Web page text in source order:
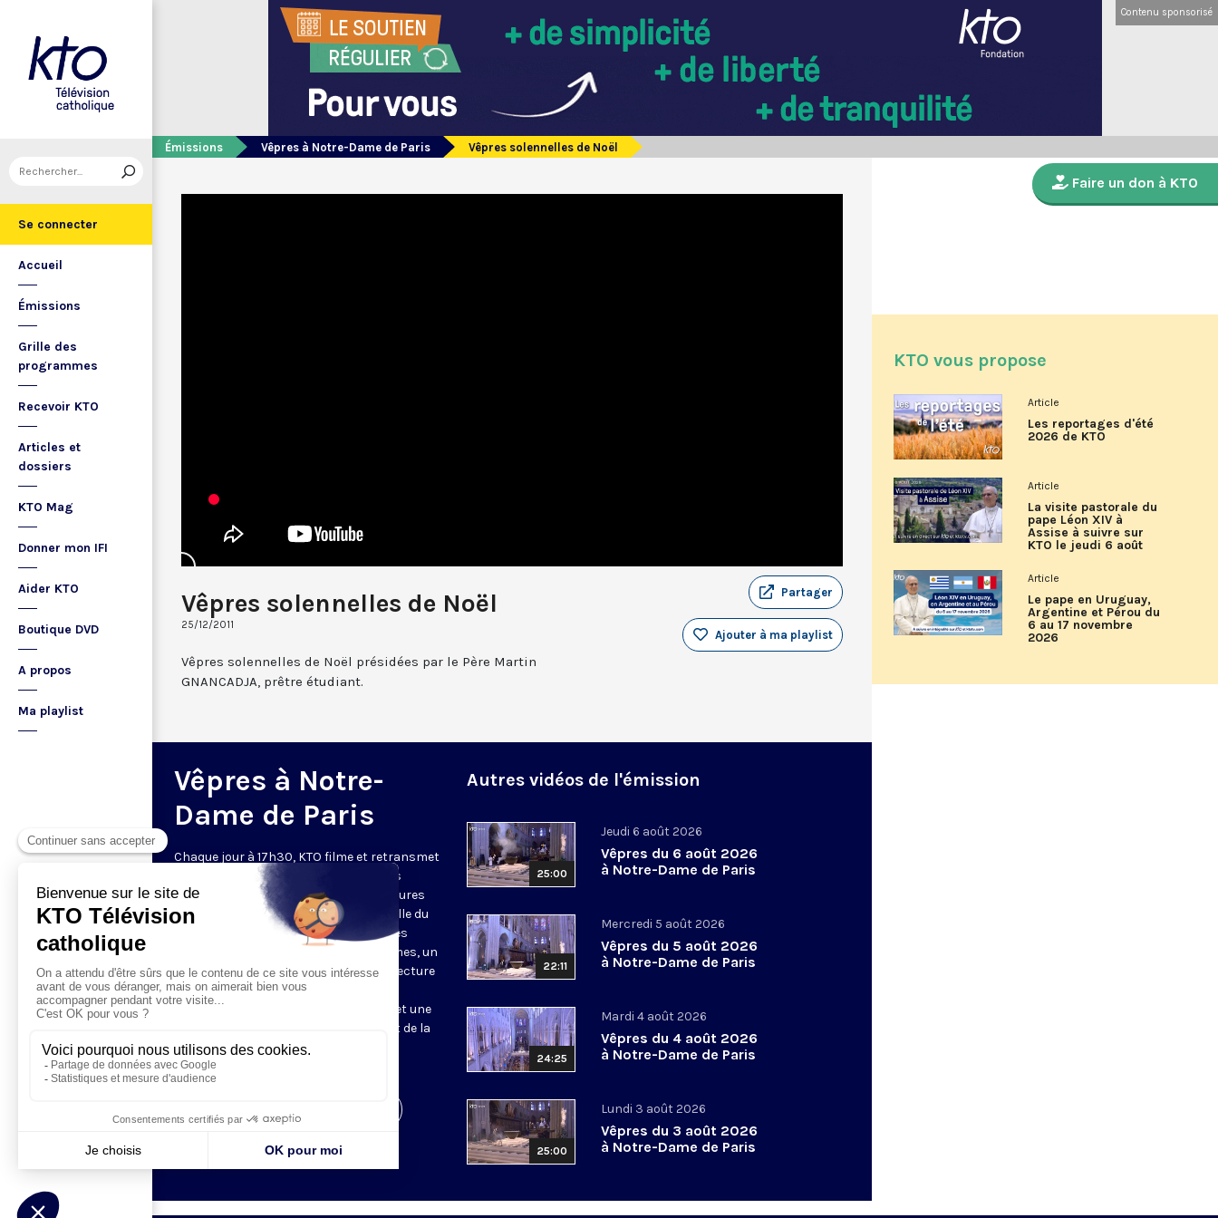
Se connecter
Accueil
Émissions
Grille des
programmes
Recevoir KTO
Articles et
dossiers
KTO Mag
Donner mon IFI
Aider KTO
Boutique DVD
A propos
Ma playlist
Contenu sponsorisé
Émissions Vêpres à Notre-Dame de Paris Vêpres solennelles de Noël
Vêpres solennelles de Noël
25/12/2011
Partager
Ajouter à ma playlist
Vêpres solennelles de Noël présidées par le Père Martin
GNANCADJA, prêtre étudiant.
Vêpres à Notre-
Dame de Paris
Chaque jour à 17h30, KTO filme et retransmet
les Vêpres depuis Notre-Dame de Paris
rouverte. Les Vêpres font partie des Heures
de l’Office divin, c’est la prière solennelle du
soir. L’office de Vêpres comprend, après
l’introduction, une hymne, deux Psaumes, un
Cantique du Nouveau Testament, une lecture
brève, le chant d’actions de grâces du
Magnificat, les prières d’intercession et une
brève oraison. Les textes des Vêpres et de la
messe sont presque toujours ceux
qu’indiquent le site
Autres vidéos de l'émission
25:00
Jeudi 6 août 2026
Vêpres du 6 août 2026
à Notre-Dame de Paris
22:11
Mercredi 5 août 2026
Vêpres du 5 août 2026
à Notre-Dame de Paris
24:25
Mardi 4 août 2026
Vêpres du 4 août 2026
à Notre-Dame de Paris
25:00
Lundi 3 août 2026
Vêpres du 3 août 2026
à Notre-Dame de Paris
Faire un don à KTO
KTO vous propose
Article
Les reportages d'été
2026 de KTO
Article
La visite pastorale du
pape Léon XIV à
Assise à suivre sur
KTO le jeudi 6 août
Article
Le pape en Uruguay,
Argentine et Pérou du
6 au 17 novembre
2026